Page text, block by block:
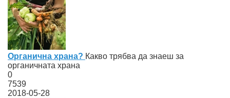
Органична храна? Какво трябва да знаеш за
органичната храна
0
7539
2018-05-28